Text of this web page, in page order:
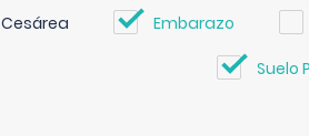
Cesárea Embarazo
Suelo